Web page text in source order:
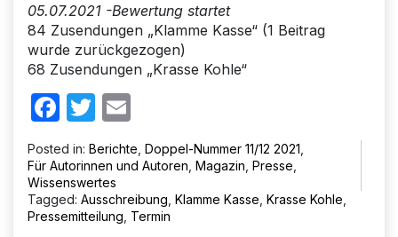
05.07.2021 -Bewertung startet
84 Zusendungen „Klamme Kasse“ (1 Beitrag
wurde zurückgezogen)
68 Zusendungen „Krasse Kohle“
Facebook
Twitter
Posted in: Berichte Doppel-Nummer 11/12 2021
Für Autorinnen und Autoren Magazin Presse
Wissenswertes
Tagged: Ausschreibung Klamme Kasse Krasse Kohle
Pressemitteilung Termin